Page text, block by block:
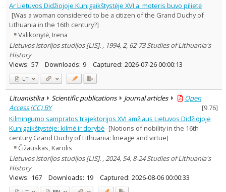
Ar Lietuvos Didžiojoje Kunigaikštystėje XVI a. moteris buvo pilietė
[Was a woman considered to be a citizen of the Grand Duchy of
Lithuania in the 16th century?]
Valikonytė, Irena
Lietuvos istorijos studijos [LIS]. , 1994, 2, 62-73 Studies of Lithuania's
History
Views: 57 Downloads: 9 Captured: 2026-07-26 00:00:13
LT
Lituanistika Scientific publications Journal articles
Open
Access (CC) BY
[9.76]
Kilmingumo sampratos trajektorijos XVI amžiaus Lietuvos Didžiojoje
Kunigaikštystėje: kilmė ir dorybė [Notions of nobility in the 16th
century Grand Duchy of Lithuania: lineage and virtue]
Čižauskas, Karolis
Lietuvos istorijos studijos [LIS]. , 2024, 54, 8-24 Studies of Lithuania's
History
Views: 167 Downloads: 19 Captured: 2026-08-06 00:00:33